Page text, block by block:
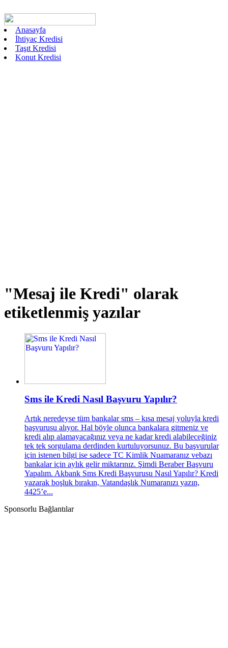
Anasayfa
İhtiyaç Kredisi
Taşıt Kredisi
Konut Kredisi
"Mesaj ile Kredi" olarak
etiketlenmiş yazılar
Sms ile Kredi Nasıl Başvuru Yapılır?
Artık neredeyse tüm bankalar sms – kısa mesaj yoluyla kredi
başvurusu alıyor. Hal böyle olunca bankalara gitmeniz ve
kredi alıp alamayacağınız veya ne kadar kredi alabileceğiniz
tek tek sorgulama derdinden kurtuluyorsunuz. Bu başvurular
için istenen bilgi ise sadece TC Kimlik Nuamaranız vebazı
bankalar için aylık gelir miktarınız. Şimdi Beraber Başvuru
Yapalım. Akbank Sms Kredi Başvurusu Nasıl Yapılır? Kredi
yazarak boşluk bırakın, Vatandaşlık Numaranızı yazın,
4425’e...
Sponsorlu Bağlantılar